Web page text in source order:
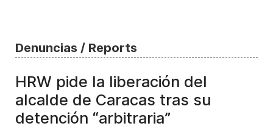
Denuncias / Reports
HRW pide la liberación del
alcalde de Caracas tras su
detención “arbitraria”